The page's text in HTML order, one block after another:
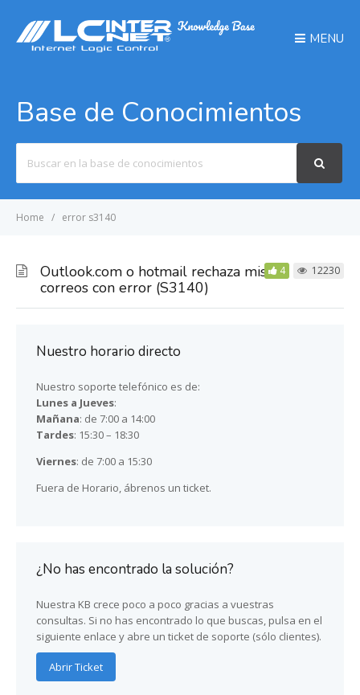
MENU
Base de Conocimientos
For
Home error s3140
Outlook.com o hotmail rechaza mis
correos con error (S3140)
4 12230
Nuestro horario directo
Nuestro soporte telefónico es de:
Lunes a Jueves:
Mañana: de 7:00 a 14:00
Tardes: 15:30 – 18:30
Viernes: de 7:00 a 15:30
Fuera de Horario, ábrenos un ticket.
¿No has encontrado la solución?
Nuestra KB crece poco a poco gracias a vuestras
consultas. Si no has encontrado lo que buscas, pulsa en el
siguiente enlace y abre un ticket de soporte (sólo clientes).
Abrir Ticket